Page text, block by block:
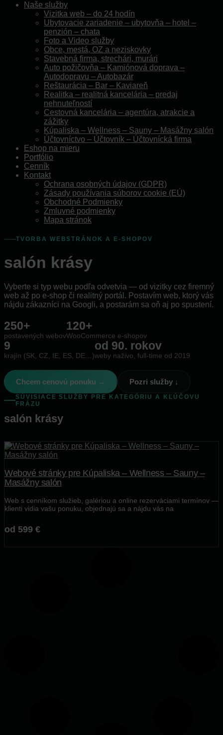
Naše služby
Vizitka web – do 24 hodín
Ubytovacie zariadenie – ubytovňa – hotel –
penzión – chata
Foto a Video služby
Obce, mestá, OZ a neziskovky
Stavebná firma, strechári, murári
Auto požičovňa – Kamiónová doprava –
Autodopravu – Autobazár
Reštaurácia – Bar – Kaviareň
Realitka – realitná kancelária – predaj
nehnuteľností
Cestovná kancelária – agentúra, atrakcie a
zážitky
Kúpaliska – Wellness – Sauny – Masážny salón
Účtovníctvo – Účtovník – Účtovnícká firma
Eshop na mieru
Portfólio
Cenník
Kontakt
Ochrana osobných údajov (GDPR)
Zásady používania súborov cookie (EÚ)
Obchodné Podmienky
Zmluvné podmienky
Mapa stránok
TVORBA WEBSTRÁNOK A E-SHOPOV
salón krásy
Vyberte si typ webu podľa odvetvia — od vizitky cez firemný
web až po e-shop či realitný portál. Postavím web, ktorý vás
nájdu zákazníci na Googli, a postarám sa oň aj po spustení.
250+
postavených webov
120+
WooCommerce e-shopov
9
krajín (SK, CZ, IE, ES, DE…)
od 90. rokov
weby naživo, full-time od 2019
Chcem cenovú ponuku → Pozri služby ↓
SÚVISIACE SLUŽBY PRE KATEGÓRIU A KĽÚČOVU
FRÁZU
salón krásy
Webové stránky pre Kúpaliska – Wellness – Sauny –
Masážny salón
Web s cenníkom služieb, galériou a online rezerváciami termínov —
klienti vidia vašu ponuku, objednajú sa a nájdu vás na
od 599 €